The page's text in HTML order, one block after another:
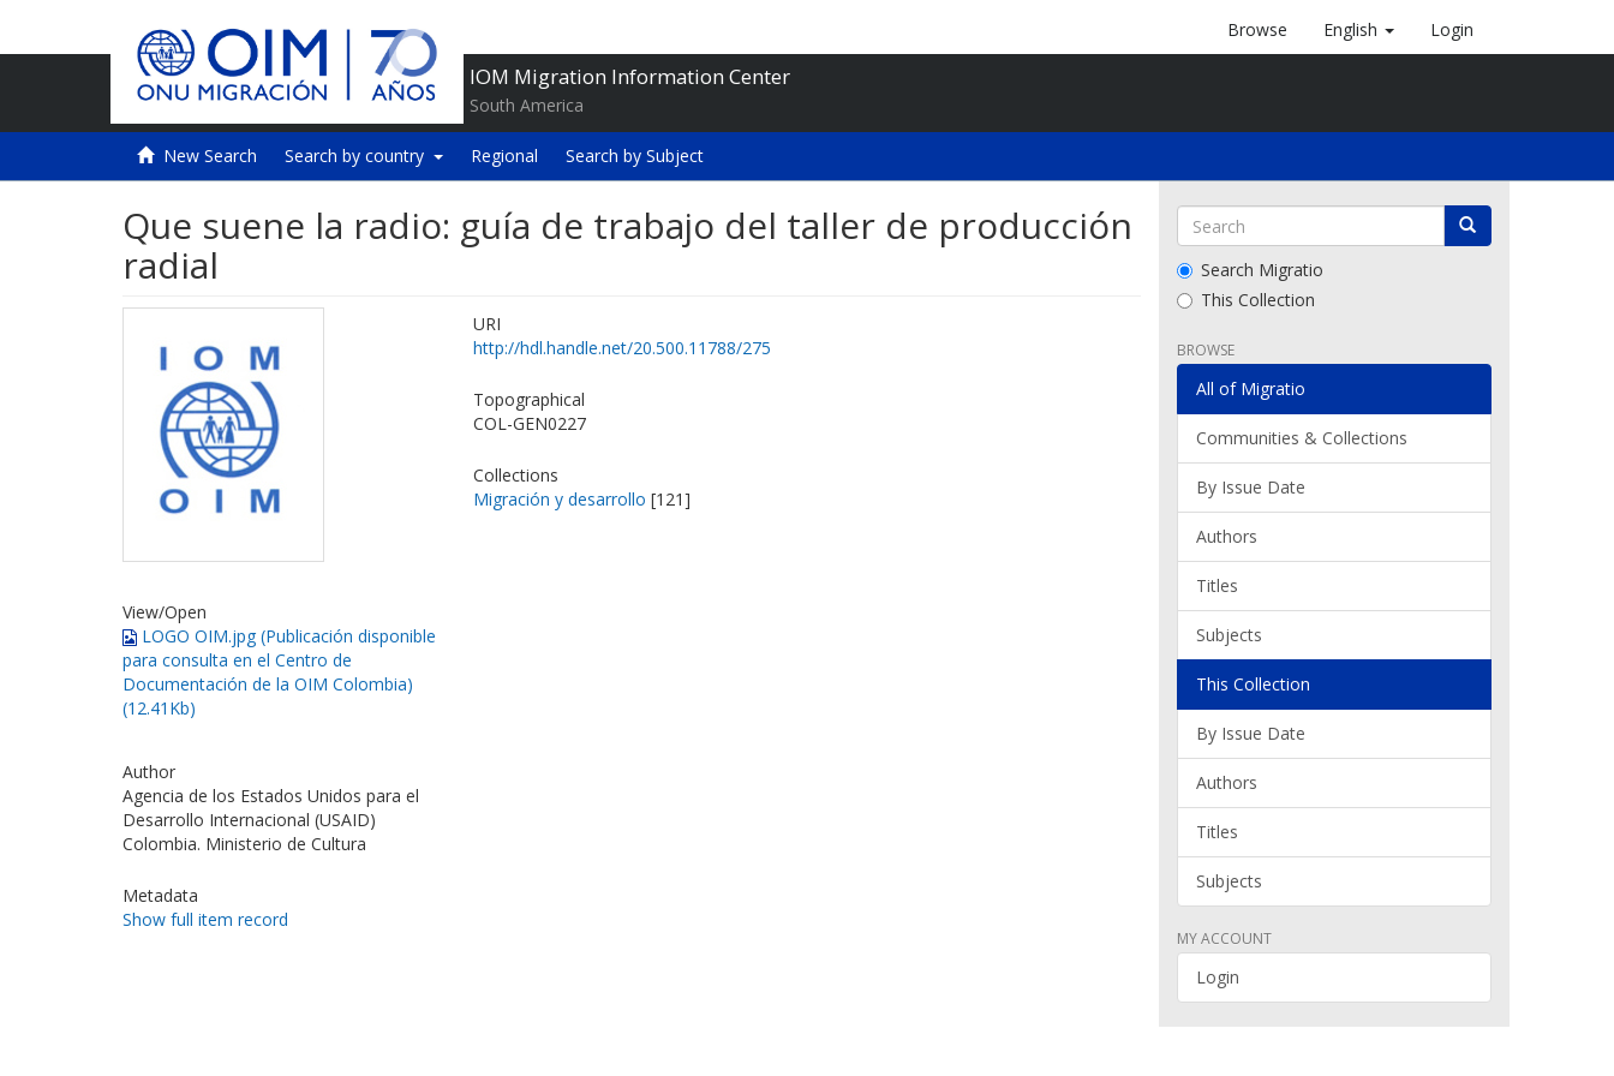
IOM Migration Information Center
South America
Browse English Login
New Search Search by country Regional Search by Subject
Que suene la radio: guía de trabajo del taller de producción
radial
View/Open
LOGO OIM.jpg (Publicación disponible
para consulta en el Centro de
Documentación de la OIM Colombia)
(12.41Kb)
Author
Agencia de los Estados Unidos para el
Desarrollo Internacional (USAID)
Colombia. Ministerio de Cultura
Metadata
Show full item record
URI
http://hdl.handle.net/20.500.11788/275
Topographical
COL-GEN0227
Collections
Migración y desarrollo [121]
Search Migratio
This Collection
BROWSE
All of Migratio
Communities & Collections
By Issue Date
Authors
Titles
Subjects
This Collection
By Issue Date
Authors
Titles
Subjects
MY ACCOUNT
Login